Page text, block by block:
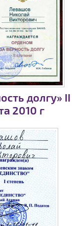
долгу» II
2010 г